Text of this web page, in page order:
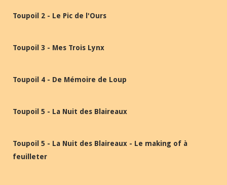
Toupoil 2 - Le Pic de l'Ours
Toupoil 3 - Mes Trois Lynx
Toupoil 4 - De Mémoire de Loup
Toupoil 5 - La Nuit des Blaireaux
Toupoil 5 - La Nuit des Blaireaux - Le making of à
feuilleter